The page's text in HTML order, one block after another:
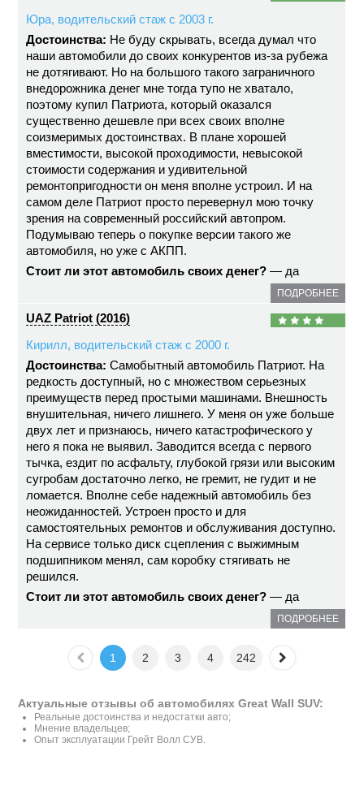
Юра, водительский стаж с 2003 г.
Достоинства: Не буду скрывать, всегда думал что
наши автомобили до своих конкурентов из-за рубежа
не дотягивают. Но на большого такого заграничного
внедорожника денег мне тогда тупо не хватало,
поэтому купил Патриота, который оказался
существенно дешевле при всех своих вполне
соизмеримых достоинствах. В плане хорошей
вместимости, высокой проходимости, невысокой
стоимости содержания и удивительной
ремонтопригодности он меня вполне устроил. И на
самом деле Патриот просто перевернул мою точку
зрения на современный российский автопром.
Подумываю теперь о покупке версии такого же
автомобиля, но уже с АКПП.
Стоит ли этот автомобиль своих денег? — да
ПОДРОБНЕЕ
UAZ Patriot (2016)
Кирилл, водительский стаж с 2000 г.
Достоинства: Самобытный автомобиль Патриот. На
редкость доступный, но с множеством серьезных
преимуществ перед простыми машинами. Внешность
внушительная, ничего лишнего. У меня он уже больше
двух лет и признаюсь, ничего катастрофического у
него я пока не выявил. Заводится всегда с первого
тычка, ездит по асфальту, глубокой грязи или высоким
сугробам достаточно легко, не гремит, не гудит и не
ломается. Вполне себе надежный автомобиль без
неожиданностей. Устроен просто и для
самостоятельных ремонтов и обслуживания доступно.
На сервисе только диск сцепления с выжимным
подшипником менял, сам коробку стягивать не
решился.
Стоит ли этот автомобиль своих денег? — да
ПОДРОБНЕЕ
1 2 3 4 242
Актуальные отзывы об автомобилях Great Wall SUV:
Реальные достоинства и недостатки авто;
Мнение владельцев;
Опыт эксплуатации Грейт Волл СУВ.